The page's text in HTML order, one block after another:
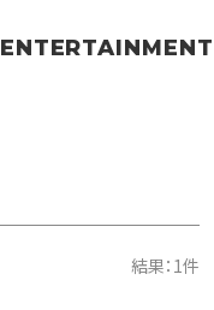
ENTERTAINMENT
結果：1件